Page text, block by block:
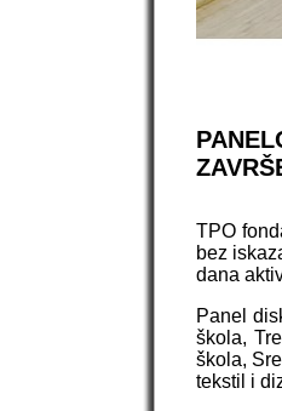
TPO
bez
dana
Panel
škola,
škola,
tekstil i